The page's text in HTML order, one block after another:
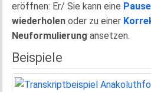
eröffnen: Er/ Sie kann eine Pause
wiederholen oder zu einer
Neuformulierung ansetzen.
Beispiele